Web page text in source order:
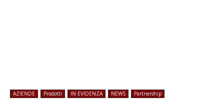
AZIENDE Prodotti IN EVIDENZA NEWS Partnership